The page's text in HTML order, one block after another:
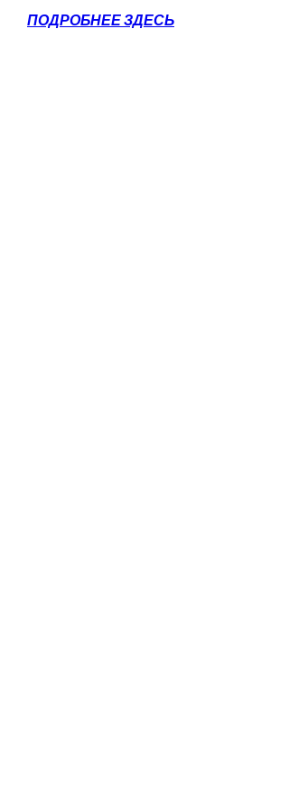
ПОДРОБНЕЕ ЗДЕСЬ